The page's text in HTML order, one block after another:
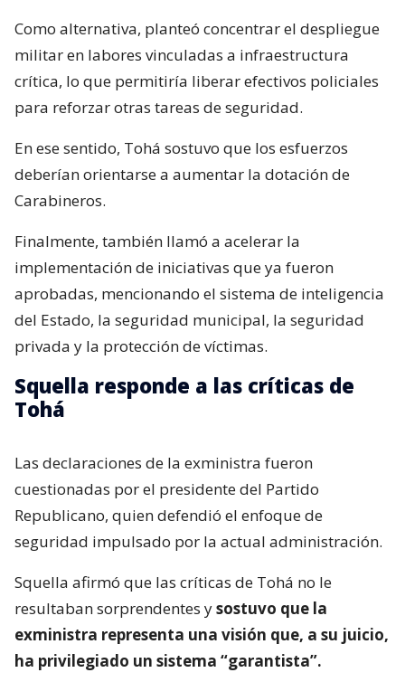
Como alternativa, planteó concentrar el despliegue
militar en labores vinculadas a infraestructura
crítica, lo que permitiría liberar efectivos policiales
para reforzar otras tareas de seguridad.
En ese sentido, Tohá sostuvo que los esfuerzos
deberían orientarse a aumentar la dotación de
Carabineros.
Finalmente, también llamó a acelerar la
implementación de iniciativas que ya fueron
aprobadas, mencionando el sistema de inteligencia
del Estado, la seguridad municipal, la seguridad
privada y la protección de víctimas.
Squella responde a las críticas de
Tohá
Las declaraciones de la exministra fueron
cuestionadas por el presidente del Partido
Republicano, quien defendió el enfoque de
seguridad impulsado por la actual administración.
Squella afirmó que las críticas de Tohá no le
resultaban sorprendentes ysostuvo que la
exministra representa una visión que, a su juicio,
ha privilegiado un sistema “garantista”.